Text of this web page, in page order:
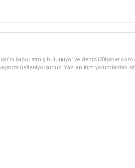
kabul etmiş bulunuyor ve
üstleniyorsunuz. Yazılan tüm